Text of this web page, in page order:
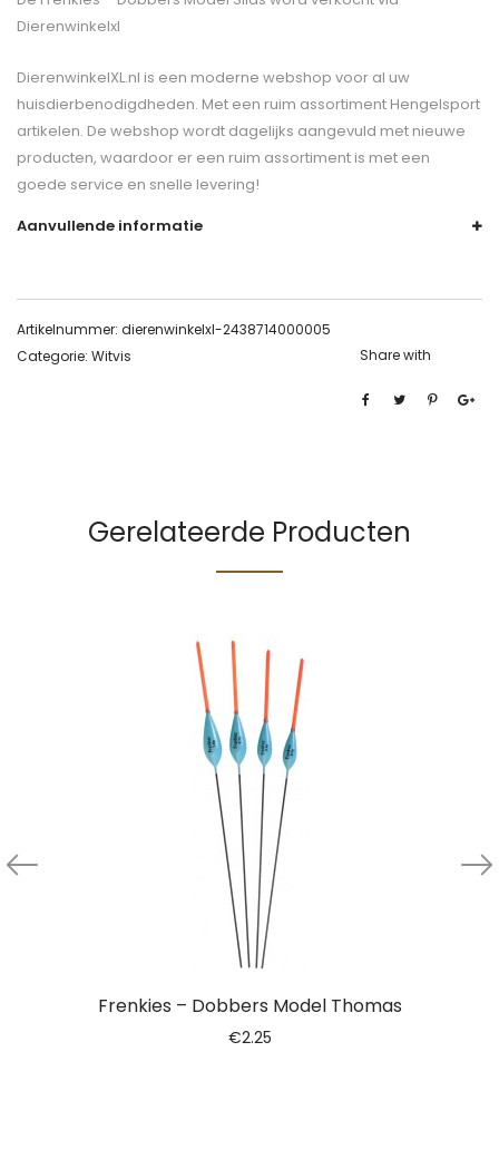
Dierenwinkelxl
DierenwinkelXL.nl is een moderne webshop voor al uw
huisdierbenodigdheden. Met een ruim assortiment Hengelsport
artikelen. De webshop wordt dagelijks aangevuld met nieuwe
producten, waardoor er een ruim assortiment is met een
goede service en snelle levering!
Aanvullende informatie
Artikelnummer: dierenwinkelxl-2438714000005
Categorie: Witvis Share with
Gerelateerde Producten
Frenkies – Dobbers Model Thomas
€2.25